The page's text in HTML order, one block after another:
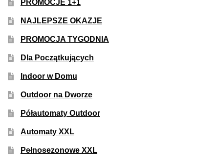
100% Sativa
Mix Paczki i Zestawy
Duże Oryginalne Opakowania
TOP 10 Indoor
PROMOCJE 1+1
NAJLEPSZE OKAZJE
PROMOCJA TYGODNIA
Dla Początkujących
Indoor w Domu
Outdoor na Dworze
Półautomaty Outdoor
Automaty XXL
Pełnosezonowe XXL